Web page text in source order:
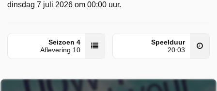
dinsdag 7 juli 2026 om 00:00 uur.
Seizoen 4
Aflevering 10
Speelduur
20:03